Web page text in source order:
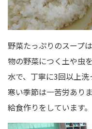
野菜たっぷりのスープ
物の野菜につく土や虫
水で、丁寧に3回以上洗
寒い季節は一苦労あり
給食作りをしています。